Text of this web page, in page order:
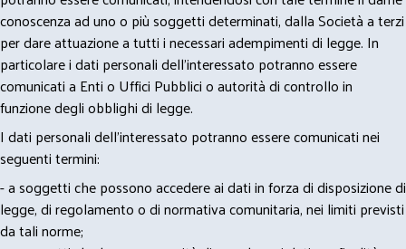
conoscenza ad uno o più soggetti determinati, dalla Società a terzi
per dare attuazione a tutti i necessari adempimenti di legge. In
particolare i dati personali dell’interessato potranno essere
comunicati a Enti o Uffici Pubblici o autorità di controllo in
funzione degli obblighi di legge.
I dati personali dell’interessato potranno essere comunicati nei
seguenti termini:
- a soggetti che possono accedere ai dati in forza di disposizione di
legge, di regolamento o di normativa comunitaria, nei limiti previsti
da tali norme;